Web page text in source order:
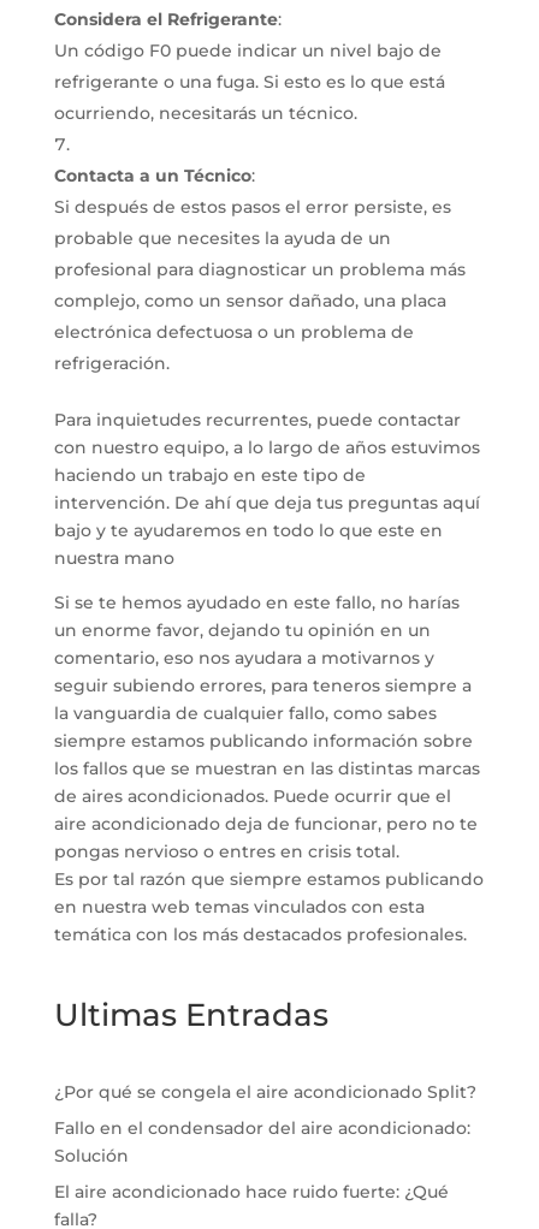
Considera el Refrigerante:
Un código F0 puede indicar un nivel bajo de
refrigerante o una fuga. Si esto es lo que está
ocurriendo, necesitarás un técnico.
Contacta a un Técnico:
Si después de estos pasos el error persiste, es
probable que necesites la ayuda de un
profesional para diagnosticar un problema más
complejo, como un sensor dañado, una placa
electrónica defectuosa o un problema de
refrigeración.
Para inquietudes recurrentes, puede contactar
con nuestro equipo, a lo largo de años estuvimos
haciendo un trabajo en este tipo de
intervención. De ahí que deja tus preguntas aquí
bajo y te ayudaremos en todo lo que este en
nuestra mano
Si se te hemos ayudado en este fallo, no harías
un enorme favor, dejando tu opinión en un
comentario, eso nos ayudara a motivarnos y
seguir subiendo errores, para teneros siempre a
la vanguardia de cualquier fallo, como sabes
siempre estamos publicando información sobre
los fallos que se muestran en las distintas marcas
de aires acondicionados. Puede ocurrir que el
aire acondicionado deja de funcionar, pero no te
pongas nervioso o entres en crisis total.
Es por tal razón que siempre estamos publicando
en nuestra web temas vinculados con esta
temática con los más destacados profesionales.
Ultimas Entradas
¿Por qué se congela el aire acondicionado Split?
Fallo en el condensador del aire acondicionado:
Solución
El aire acondicionado hace ruido fuerte: ¿Qué
falla?